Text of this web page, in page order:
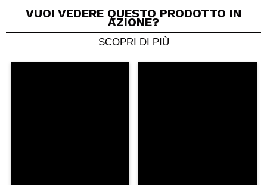
Condividi un video o una foto
Il tuo video potrebbe essere il primo. Immaginalo...
VUOI VEDERE QUESTO PRODOTTO IN
AZIONE?
SCOPRI DI PIÙ